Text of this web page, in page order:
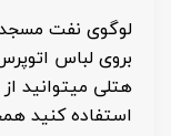
لوگوی نفت
بروی لباس
هتلی میتوانید از
استفاده کنید